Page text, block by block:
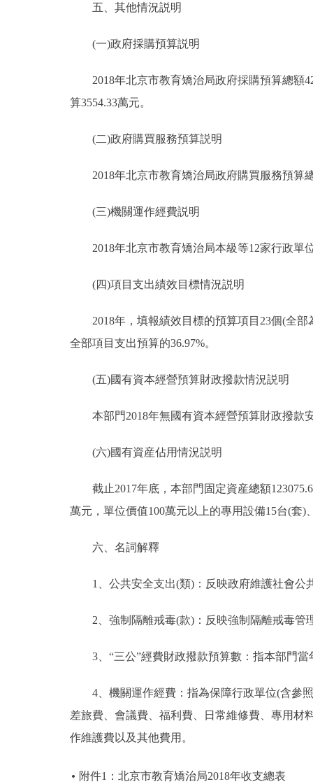
五、其他情況説明
(一)政府採購預算説明
2018年北京市教育矯治局政府採購預算總額
算3554.33萬元。
(二)政府購買服務預算説明
2018年北京市教育矯治局政府購買服務預算
(三)機關運作經費説明
2018年北京市教育矯治局本級等12家行政單
(四)項目支出績效目標情況説明
2018年，填報績效目標的預算項目23個(全部
全部項目支出預算的36.97%。
(五)國有資本經營預算財政撥款情況説明
本部門2018年無國有資本經營預算財政撥款
(六)國有資産佔用情況説明
截止2017年底，本部門固定資産總額
萬元，單位價值100萬元以上的專用設備15台(套)
六、名詞解釋
1、公共安全支出(類)：反映政府維護社會公
2、強制隔離戒毒(款)：反映強制隔離戒毒管
3、“三公”經費財政撥款預算數：指本部門當
4、機關運作經費：指為保障行政單位(含參照
差旅費、會議費、福利費、日常維修費、專用材
作維護費以及其他費用。
附件1：北京市教育矯治局2018年收支總表